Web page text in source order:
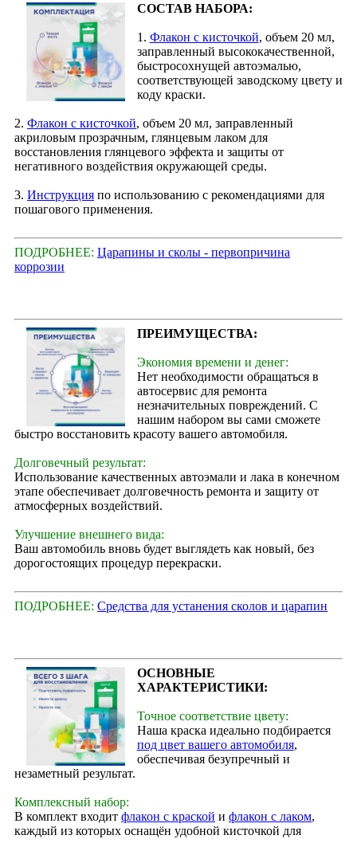
СОСТАВ НАБОРА:
1. Флакон с кисточкой, объем 20 мл,
заправленный высококачественной,
быстросохнущей автоэмалью,
соответствующей заводскому цвету и
коду краски.
2. Флакон с кисточкой, объем 20 мл, заправленный
акриловым прозрачным, глянцевым лаком для
восстановления глянцевого эффекта и защиты от
негативного воздействия окружающей среды.
3. Инструкция по использованию с рекомендациями для
пошагового применения.
ПОДРОБНЕЕ: Царапины и сколы - первопричина
коррозии
ПРЕИМУЩЕСТВА:
Экономия времени и денег:
Нет необходимости обращаться в
автосервис для ремонта
незначительных повреждений. С
нашим набором вы сами сможете
быстро восстановить красоту вашего автомобиля.
Долговечный результат:
Использование качественных автоэмали и лака в конечном
этапе обеспечивает долговечность ремонта и защиту от
атмосферных воздействий.
Улучшение внешнего вида:
Ваш автомобиль вновь будет выглядеть как новый, без
дорогостоящих процедур перекраски.
ПОДРОБНЕЕ: Средства для устанения сколов и царапин
ОСНОВНЫЕ
ХАРАКТЕРИСТИКИ:
Точное соответствие цвету:
Наша краска идеально подбирается
под цвет вашего автомобиля,
обеспечивая безупречный и
незаметный результат.
Комплексный набор:
В комплект входит флакон с краской и флакон с лаком,
каждый из которых оснащён удобной кисточкой для